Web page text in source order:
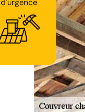
d'urgence